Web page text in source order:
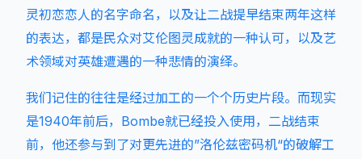
灵初恋恋人的名字命名，以及让二战提早结束两年这样
的表达，都是民众对艾伦图灵成就的一种认可，以及艺
术领域对英雄遭遇的一种悲情的演绎。
我们记住的往往是经过加工的一个个历史片段。而现实
是1940年前后，Bombe就已经投入使用，二战结束
前，他还参与到了对更先进的”洛伦兹密码机“的破解工